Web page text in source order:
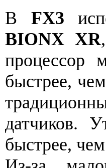
В FX3
BIONX XR
процессор
быстрее, чем
датчиков.
быстрее,